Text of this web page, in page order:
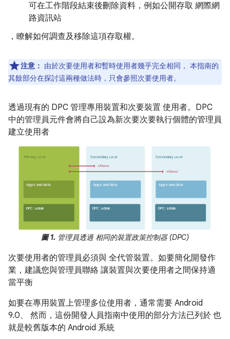
可在工作階段結束後刪除資料，例如公開存取 網際網
路資訊站
，瞭解如何調查及移除這項存取權。
注意： 由於次要使用者和暫時使用者幾乎完全相同， 本指南的
其餘部分在探討這兩種做法時，只會參照次要使用者。
透過現有的 DPC 管理專用裝置和次要裝置 使用者。DPC
中的管理員元件會將自己設為新次要次要執行個體的管理員
建立使用者
圖 1. 管理員透過 相同的裝置政策控制器 (DPC)
次要使用者的管理員必須與 全代管裝置。如要簡化開發作
業，建議您與管理員聯絡 讓裝置與次要使用者之間保持適
當平衡
如要在專用裝置上管理多位使用者，通常需要 Android
9.0、 然而，這份開發人員指南中使用的部分方法已列於 也
就是較舊版本的 Android 系統